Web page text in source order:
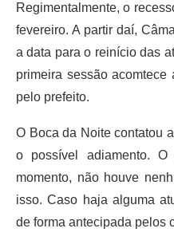
Regimentalmente, o
fevereiro. A partir daí,
a data para o reinício das
primeira sessão acomtece
pelo prefeito.
O Boca da Noite contatou
o possível adiamento.
momento, não houve
isso. Caso haja alguma
de forma antecipada pelos